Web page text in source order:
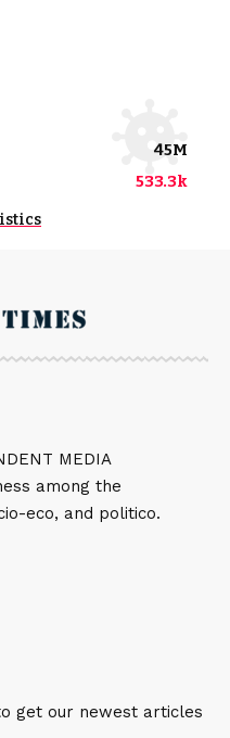
45M
533.3k
MEDIA
among the
eco, and politico.
get our newest articles